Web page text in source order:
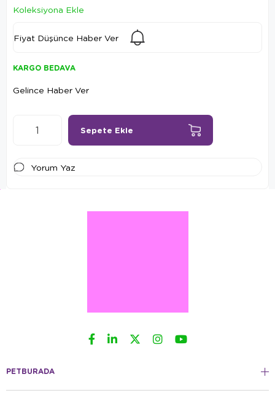
Koleksiyona Ekle
Fiyat Düşünce Haber Ver
KARGO BEDAVA
Gelince Haber Ver
Yorum Yaz
PETBURADA